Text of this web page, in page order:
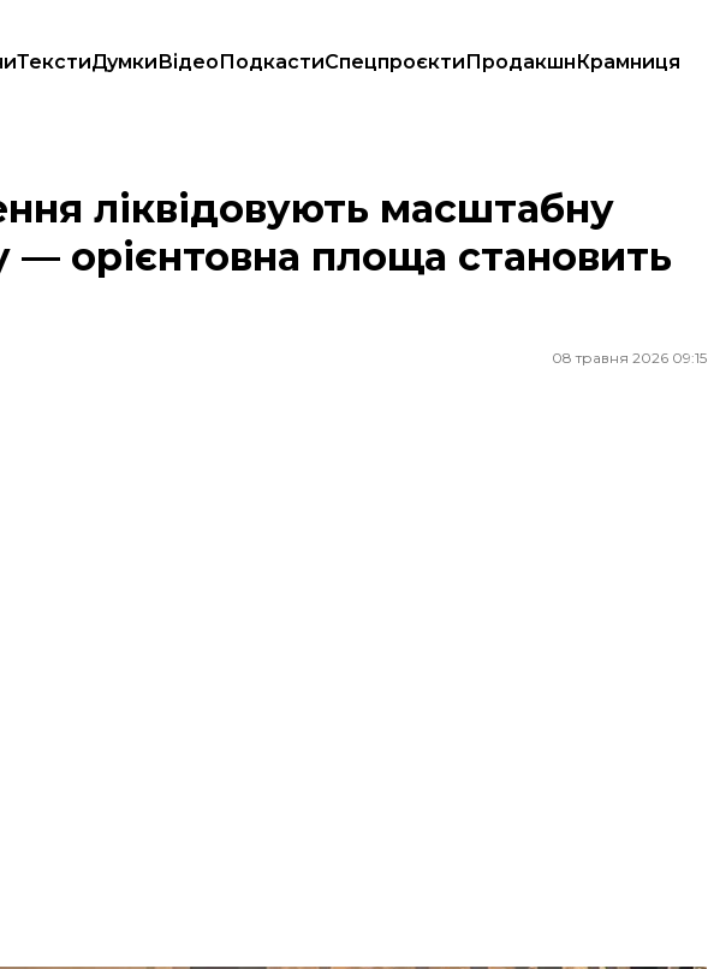
ТекстиДумкиВідеоПодкастиСпецпроєктиПродакшнКрамниця
пожежу — орієнтовна площа становить понад 1100 га
ліквідовують масштабну
— орієнтовна площа становить
08 травня 2026 09:15